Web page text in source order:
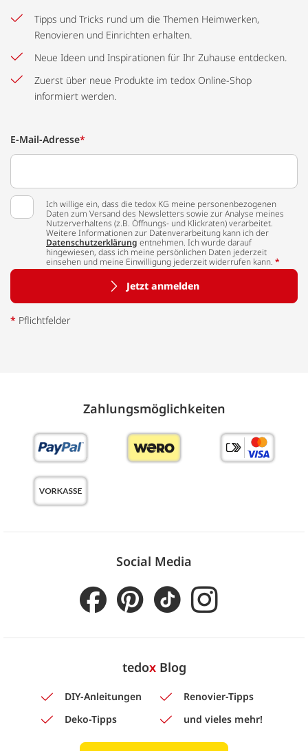
Tipps und Tricks rund um die Themen Heimwerken,
Renovieren und Einrichten erhalten.
Neue Ideen und Inspirationen für Ihr Zuhause entdecken.
Zuerst über neue Produkte im tedox Online-Shop
informiert werden.
E-Mail-Adresse*
Ich willige ein, dass die tedox KG meine personenbezogenen
Daten zum Versand des Newsletters sowie zur Analyse meines
Nutzerverhaltens (z.B. Öffnungs- und Klickraten) verarbeitet.
Weitere Informationen zur Datenverarbeitung kann ich der
Datenschutzerklärung entnehmen. Ich wurde darauf
hingewiesen, dass ich meine persönlichen Daten jederzeit
einsehen und meine Einwilligung jederzeit widerrufen kann. *
Jetzt anmelden
* Pflichtfelder
Zahlungs­möglich­keiten
Social Media
tedoxBlog
DIY-Anleitungen
Renovier-Tipps
Deko-Tipps
und vieles mehr!